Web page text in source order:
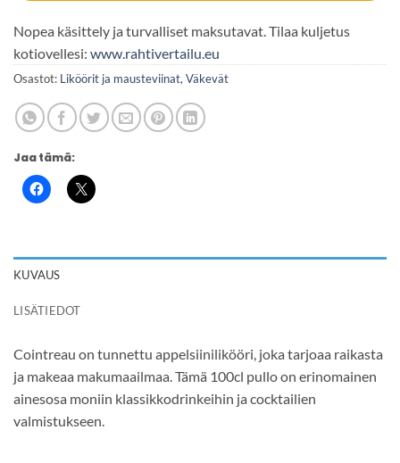
Nopea käsittely ja turvalliset maksutavat. Tilaa kuljetus
kotiovellesi: www.rahtivertailu.eu
Osastot: Liköörit ja mausteviinat, Väkevät
Jaa tämä:
KUVAUS
LISÄTIEDOT
Cointreau on tunnettu appelsiinilikööri, joka tarjoaa raikasta
ja makeaa makumaailmaa. Tämä 100cl pullo on erinomainen
ainesosa moniin klassikkodrinkeihin ja cocktailien
valmistukseen.